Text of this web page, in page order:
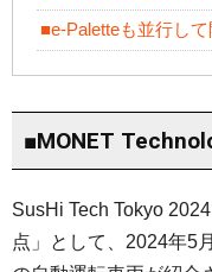
■e-Paletteも並行して
■MONET
SusHi Tech Tokyo
点」として、2024年5